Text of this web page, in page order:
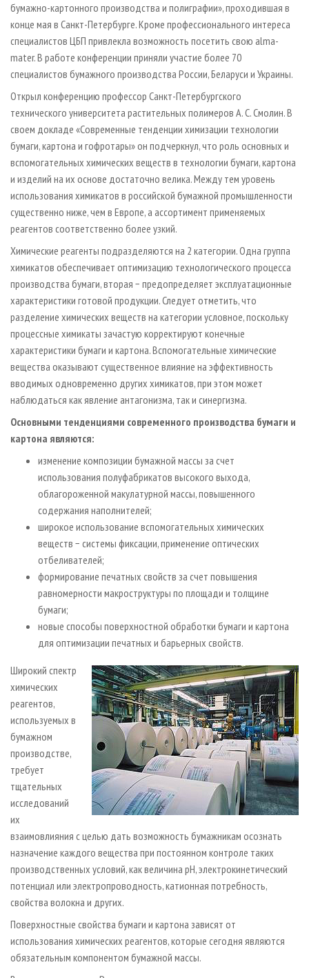
бумажно-картонного производства и полиграфии», проходившая в
конце мая в Санкт-Петербурге. Кроме профессионального интереса
специалистов ЦБП привлекла возможность посетить свою аlma-
mater. В работе конференции приняли участие более 70
специалистов бумажного производства России, Беларуси и Украины.
Открыл конференцию профессор Санкт-Петербургского
технического университета растительных полимеров А. С. Смолин. В
своем докладе «Современные тенденции химизации технологии
бумаги, картона и гофротары» он подчеркнул, что роль основных и
вспомогательных химических веществ в технологии бумаги, картона
и изделий на их основе достаточно велика. Между тем уровень
использования химикатов в российской бумажной промышленности
существенно ниже, чем в Европе, а ассортимент применяемых
реагентов соответственно более узкий.
Химические реагенты подразделяются на 2 категории. Одна группа
химикатов обеспечивает оптимизацию технологического процесса
производства бумаги, вторая − предопределяет эксплуатационные
характеристики готовой продукции. Следует отметить, что
разделение химических веществ на категории условное, поскольку
процессные химикаты зачастую корректируют конечные
характеристики бумаги и картона. Вспомогательные химические
вещества оказывают существенное влияние на эффективность
вводимых одновременно других химикатов, при этом может
наблюдаться как явление антагонизма, так и синергизма.
Основными тенденциями современного производства бумаги и
картона являются:
изменение композиции бумажной массы за счет
использования полуфабрикатов высокого выхода,
облагороженной макулатурной массы, повышенного
содержания наполнителей;
широкое использование вспомогательных химических
веществ − системы фиксации, применение оптических
отбеливателей;
формирование печатных свойств за счет повышения
равномернос­ти макроструктуры по площади и толщине
бумаги;
новые способы поверхностной обработки бумаги и картона
для оптимизации печатных и барьерных свойств.
Широкий спектр
химических
реагентов,
используемых в
бумажном
производстве,
требует
тщательных
исследований
их
взаимовлияния с целью дать возможность бумажникам осознать
назначение каждого вещества при постоянном контроле таких
производственных условий, как величина рН, электрокинетический
потенциал или электропроводность, катионная потребность,
свойства волокна и других.
Поверхностные свойства бумаги и картона зависят от
использования химических реагентов, которые сегодня являются
обязательным компонентом бумажной массы.